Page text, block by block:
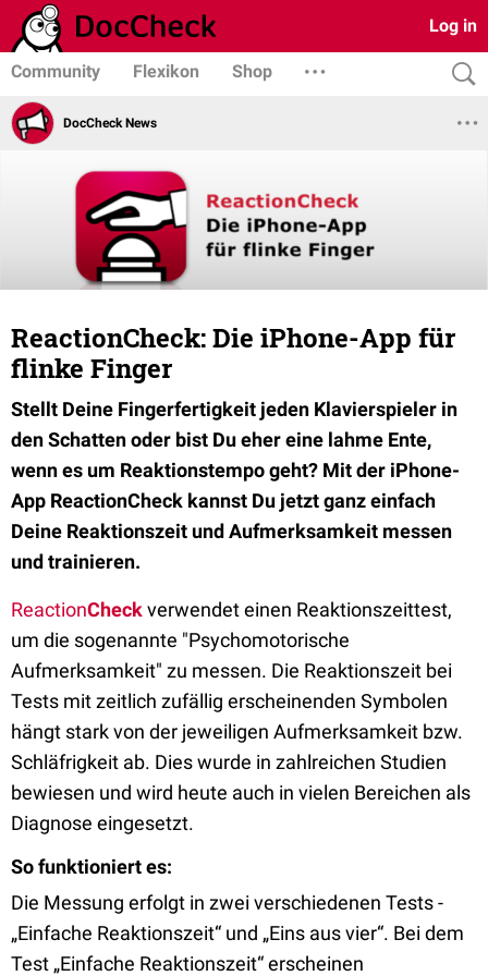
Log in
Community Flexikon Shop
DocCheck News
ReactionCheck: Die iPhone-App für
flinke Finger
Stellt Deine Fingerfertigkeit jeden Klavierspieler in
den Schatten oder bist Du eher eine lahme Ente,
wenn es um Reaktionstempo geht? Mit der iPhone-
App ReactionCheck kannst Du jetzt ganz einfach
Deine Reaktionszeit und Aufmerksamkeit messen
und trainieren.
ReactionCheckverwendet einen Reaktionszeittest,
um die sogenannte "Psychomotorische
Aufmerksamkeit" zu messen. Die Reaktionszeit bei
Tests mit zeitlich zufällig erscheinenden Symbolen
hängt stark von der jeweiligen Aufmerksamkeit bzw.
Schläfrigkeit ab. Dies wurde in zahlreichen Studien
bewiesen und wird heute auch in vielen Bereichen als
Diagnose eingesetzt.
So funktioniert es:
Die Messung erfolgt in zwei verschiedenen Tests -
„Einfache Reaktionszeit“ und „Eins aus vier“. Bei dem
Test „Einfache Reaktionszeit“ erscheinen